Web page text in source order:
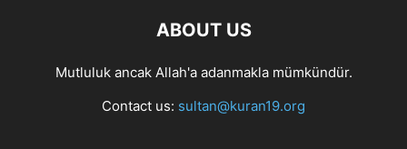
ABOUT US
Mutluluk ancak Allah'a adanmakla mümkündür.
Contact us: sultan@kuran19.org